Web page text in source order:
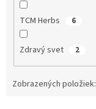
TCM Herbs 6
Zdravý svet 2
Zobrazených položiek: